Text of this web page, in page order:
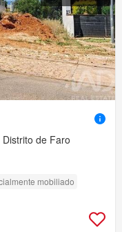
de Faro
mobiliado